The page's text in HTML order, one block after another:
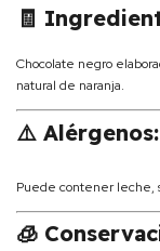
🧾
Chocolate negro
natural de naranja.
⚠️ Alérgenos:
Puede contener leche,
🧊